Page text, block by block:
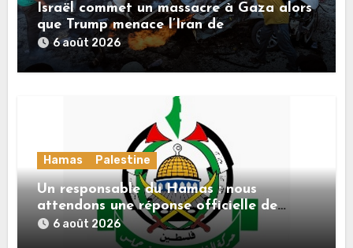
Israël commet un massacre à Gaza alors
que Trump menace l’Iran de
«décapitation»
6 août 2026
Hamas Palestine
Un responsable du Hamas : nous
attendons une réponse officielle de
Mladenov concernant la feuille de route
de la deuxième phase de l’accord
6 août 2026